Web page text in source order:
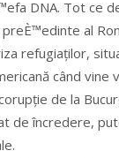
DNA. Tot ce
preÈ™edinte al
refugiaților,
când vine
de la
de încredere,